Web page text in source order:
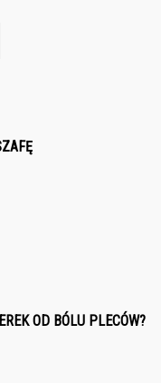
OD BÓLU PLECÓW?